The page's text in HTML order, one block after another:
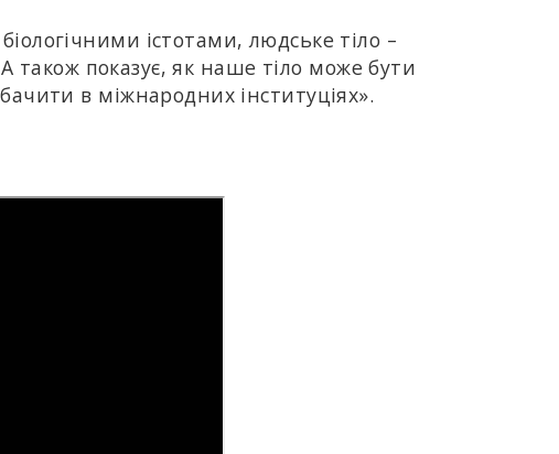
істотами, людське тіло –
також показує, як наше тіло може бути
в міжнародних інституціях».